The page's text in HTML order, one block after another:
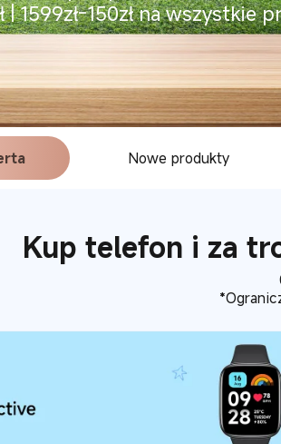
| 1599zł-150zł na wszystkie
Nowe produkty
Kup telefon i za